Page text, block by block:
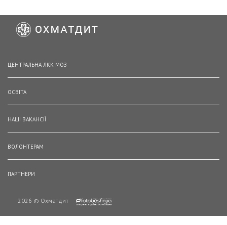
ЦЕНТРАЛЬНА ЛКК МОЗ
ОСВІТА
НАШІ ВАКАНСІЇ
ВОЛОНТЕРАМ
ПАРТНЕРИ
2026 © Охматдит